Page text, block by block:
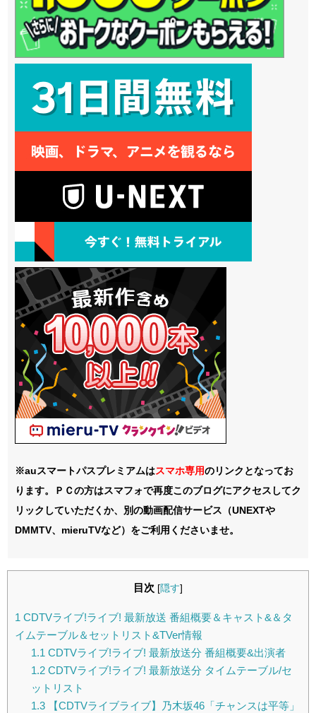
※auスマートパスプレミアムはスマホ専用のリンクとなってお
ります。ＰＣの方はスマフォで再度このブログにアクセスしてク
リックしていただくか、別の動画配信サービス（UNEXTや
DMMTV、mieruTVなど）をご利用くださいませ。
目次 [隠す]
1 CDTVライブ!ライブ! 最新放送 番組概要＆キャスト&＆タ
イムテーブル＆セットリスト&TVer情報
1.1 CDTVライブ!ライブ! 最新放送分 番組概要&出演者
1.2CDTVライブ!ライブ! 最新放送分 タイムテーブル/セ
ットリスト
1.3【CDTVライブライブ】乃木坂46「チャンスは平等」